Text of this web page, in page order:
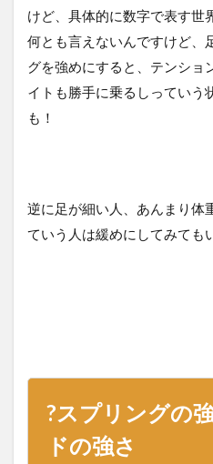
けど、具体的に数字で表す世
何とも言えないんですけど、
グを強めにすると、テンショ
イトも勝手に乗るしっていう
も！
逆に足が細い人、あんまり体
ていう人は緩めにしてみても
?スプリングの
ドの強さ